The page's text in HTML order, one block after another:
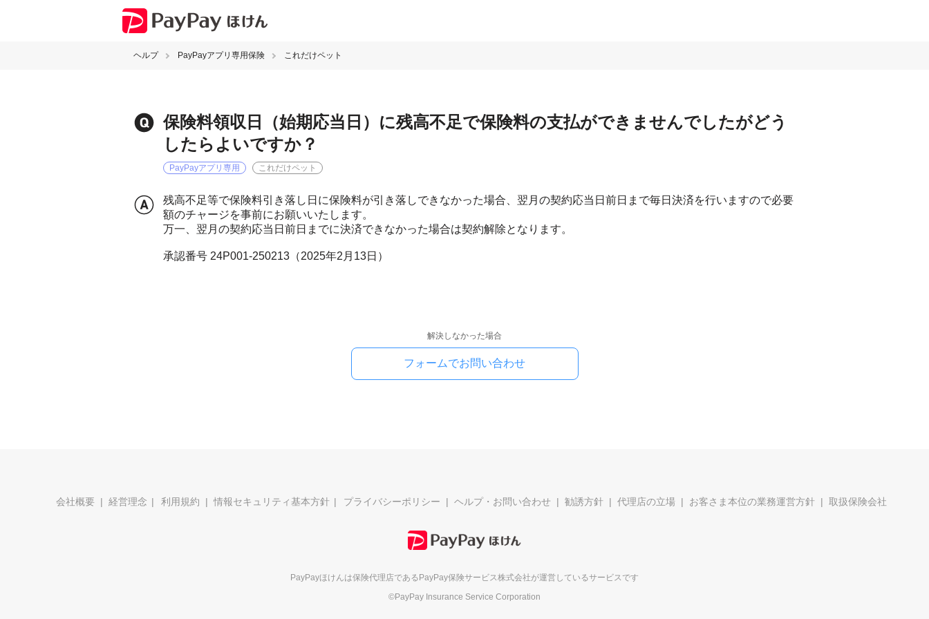
ヘルプ PayPayアプリ専用保険 これだけペット
保険料領収日（始期応当日）に残高不足で保険料の支払ができませんでしたがどう
したらよいですか？
PayPayアプリ専用 これだけペット
残高不足等で保険料引き落し日に保険料が引き落しできなかった場合、翌月の契約応当日前日まで毎日決済を行いますので必要
額のチャージを事前にお願いいたします。
万一、翌月の契約応当日前日までに決済できなかった場合は契約解除となります。
承認番号 24P001-250213（2025年2月13日）
解決しなかった場合
フォームでお問い合わせ
会社概要 経営理念 利用規約 情報セキュリティ基本方針 プライバシーポリシー ヘルプ・お問い合わせ 勧誘方針 代理店の立場 お客さま本位の業務運営方針 取扱保険会社
PayPayほけんは保険代理店である PayPay保険サービス株式会社が運営しているサービスです
©PayPay Insurance Service Corporation